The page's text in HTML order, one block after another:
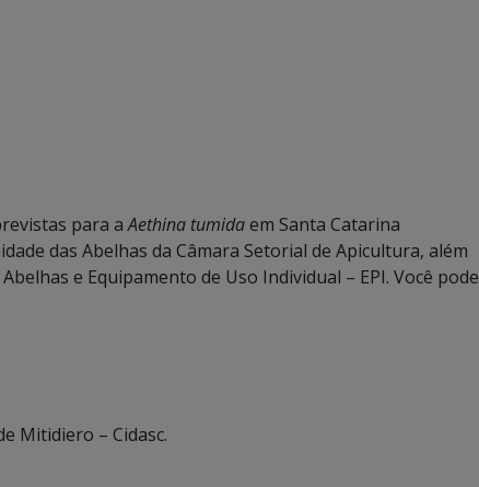
para aAethina tumidaem Santa Catarina
das Abelhas da Câmara Setorial de Apicultura, além
e Equipamento de Uso Individual – EPI. Você pode
Mitidiero – Cidasc.